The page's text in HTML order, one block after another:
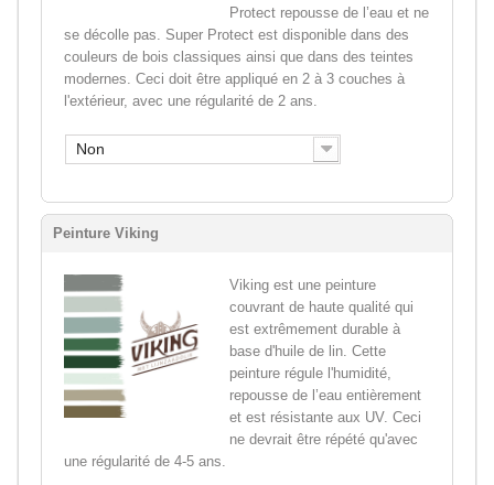
Protect repousse de l’eau et ne
se décolle pas. Super Protect est disponible dans des
couleurs de bois classiques ainsi que dans des teintes
modernes. Ceci doit être appliqué en 2 à 3 couches à
l'extérieur, avec une régularité de 2 ans.
Non
Peinture Viking
Viking est une peinture
couvrant de haute qualité qui
est extrêmement durable à
base d'huile de lin. Cette
peinture régule l'humidité,
repousse de l’eau entièrement
et est résistante aux UV. Ceci
ne devrait être répété qu'avec
une régularité de 4-5 ans.